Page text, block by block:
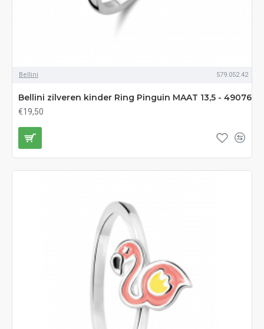
Bellini 579.052.42
Bellini zilveren kinder Ring Pinguin MAAT 13,5 - 49076
€19,50